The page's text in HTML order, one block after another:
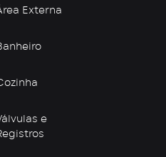
Externa
e